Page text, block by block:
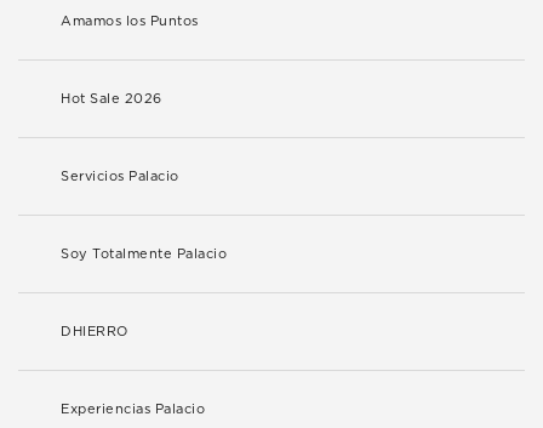
Amamos los Puntos
Hot Sale 2026
Servicios Palacio
Soy Totalmente Palacio
DHIERRO
Experiencias Palacio